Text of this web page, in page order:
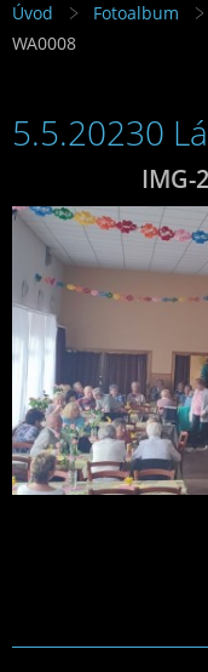
Úvod Fotoalbum
WA0008
5.5.20230
IMG-